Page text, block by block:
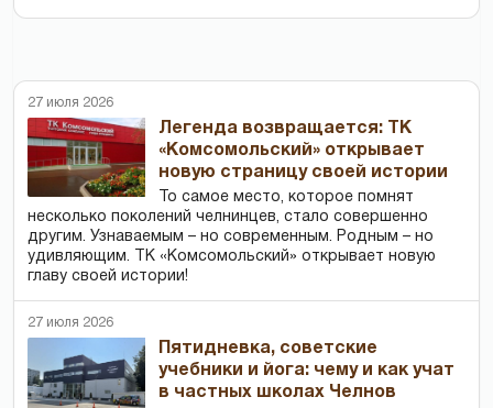
27 июля 2026
Легенда возвращается: ТК
«Комсомольский» открывает
новую страницу своей истории
То самое место, которое помнят
несколько поколений челнинцев, стало совершенно
другим. Узнаваемым – но современным. Родным – но
удивляющим. ТК «Комсомольский» открывает новую
главу своей истории!
27 июля 2026
Пятидневка, советские
учебники и йога: чему и как учат
в частных школах Челнов